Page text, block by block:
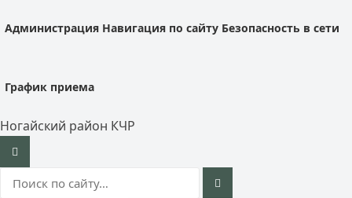
Администрация Навигация по сайту Безопасность в сети
График приема
Ногайский район КЧР